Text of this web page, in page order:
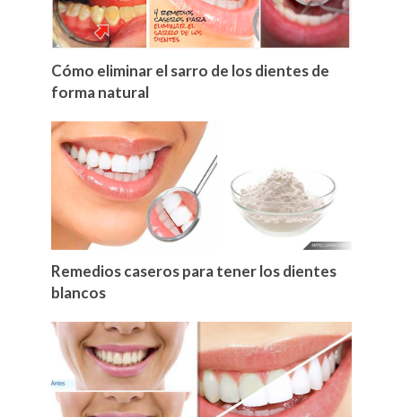
Cómo eliminar el sarro de los dientes de
forma natural
Remedios caseros para tener los dientes
blancos